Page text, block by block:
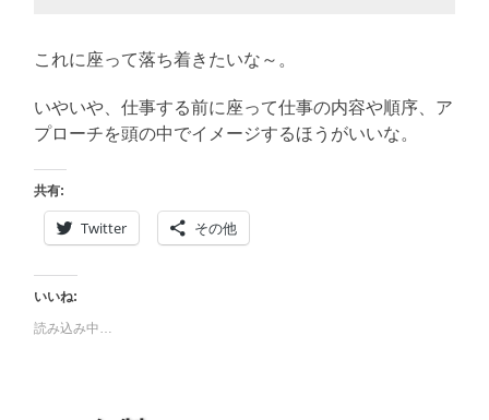
これに座って落ち着きたいな～。
いやいや、仕事する前に座って仕事の内容や順序、ア
プローチを頭の中でイメージするほうがいいな。
共有:
Twitter その他
いいね:
読み込み中…